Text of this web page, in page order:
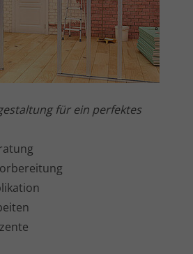
für ein perfektes